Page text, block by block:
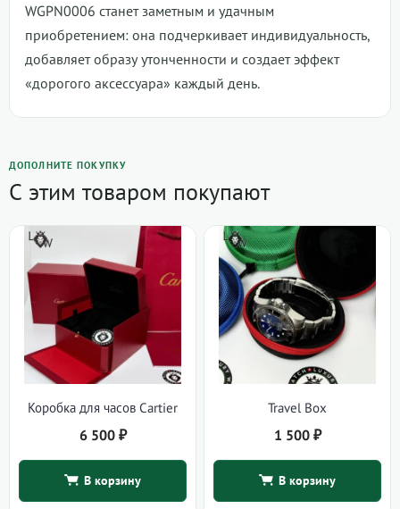
WGPN0006 станет заметным и удачным
приобретением: она подчеркивает индивидуальность,
добавляет образу утонченности и создает эффект
«дорогого аксессуара» каждый день.
ДОПОЛНИТЕ ПОКУПКУ
С этим товаром покупают
Коробка для часов Cartier
6 500 ₽
В корзину
Travel Box
1 500 ₽
В корзину